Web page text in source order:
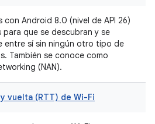
Android 8.0 (nivel de API 26)
que se descubran y se
entre sí sin ningún otro tipo de
También se conoce como
(NAN).
vuelta (RTT) de Wi-Fi